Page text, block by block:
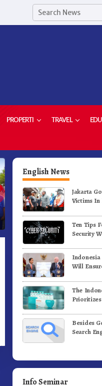
PROPERTI TRAVEL
Ketua Demokrat
Karo Pimpin Laskar Biru
Bergerak.!
English News
Jakarta
Victims In
Ten Tips
Security
Indonesia
Will
Standards
The
Vaccines
Besides
Search
Info Seminar